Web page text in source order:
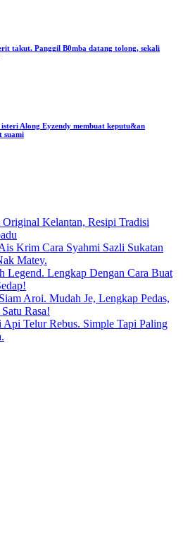
takut. Panggil B0mba datang tolong, sekali
Along Eyzendy membuat keputu&an
suami
Kelantan, Resipi Tradisi
Krim Cara Syahmi Sazli Sukatan
Matey.
Legend. Lengkap Dengan Cara Buat
Aroi. Mudah Je, Lengkap Pedas,
Rasa!
Api Telur Rebus. Simple Tapi Paling